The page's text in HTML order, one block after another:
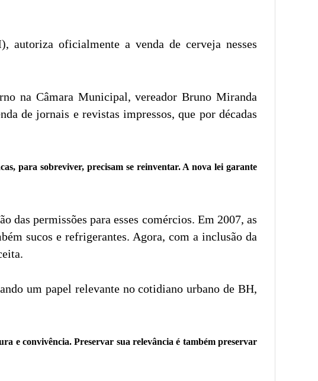
oficialmente a venda de cerveja nesses
na Câmara Municipal, vereador Bruno Miranda
de jornais e revistas impressos, que por décadas
para sobreviver, precisam se reinventar. A nova lei garante
das permissões para esses comércios. Em 2007, as
sucos e refrigerantes. Agora, com a inclusão da
um papel relevante no cotidiano urbano de BH,
e convivência. Preservar sua relevância é também preservar